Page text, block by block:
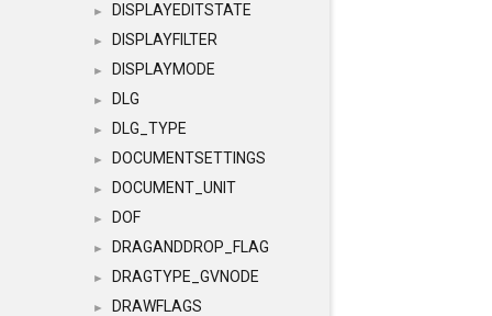
► DISPLAYEDITSTATE
► DISPLAYFILTER
► DISPLAYMODE
► DLG
► DLG_TYPE
► DOCUMENTSETTINGS
► DOCUMENT_UNIT
► DOF
► DRAGANDDROP_FLAG
► DRAGTYPE_GVNODE
► DRAWFLAGS